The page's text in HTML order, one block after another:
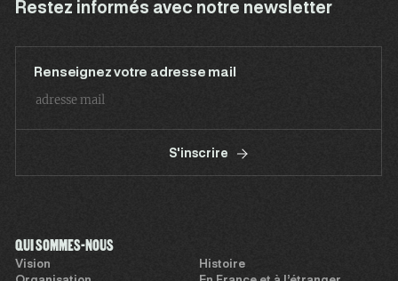
Restez informés avec notre newsletter
Renseignez votre adresse mail
S'inscrire
QUI SOMMES-NOUS
Vision
Histoire